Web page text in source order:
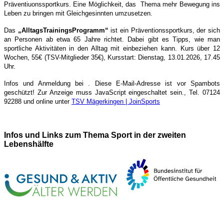
Präventiuonssportkurs. Eine Möglichkeit, das Thema mehr Bewegung ins
Leben zu bringen mit Gleichgesinnten umzusetzen.
Das „AlltagsTrainingsProgramm“ ist ein Präventionssportkurs, der sich
an Personen ab etwa 65 Jahre richtet. Dabei gibt es Tipps, wie man
sportliche Aktivitäten in den Alltag mit einbeziehen kann. Kurs über 12
Wochen, 55€ (TSV-Mitglieder 35€), Kursstart: Dienstag, 13.01.2026, 17.45
Uhr.
Infos und Anmeldung bei .
Diese E-Mail-Adresse ist vor Spambots
geschützt! Zur Anzeige muss JavaScript eingeschaltet sein., Tel. 07124
92288 und online unter TSV Mägerkingen | JoinSports
Infos und Links zum Thema Sport in der zweiten
Lebenshälfte